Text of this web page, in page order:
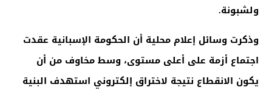
ولشبونة.
وذكرت وسائل إعلام محلية أن الحكومة الإسبانية عقدت
اجتماع أزمة على أعلى مستوى، وسط مخاوف من أن
يكون الانقطاع نتيجة لاختراق إلكتروني استهدف البنية